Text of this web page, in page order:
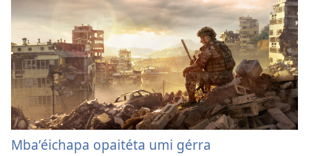
Mbaʼéichapa opaitéta umi gérra